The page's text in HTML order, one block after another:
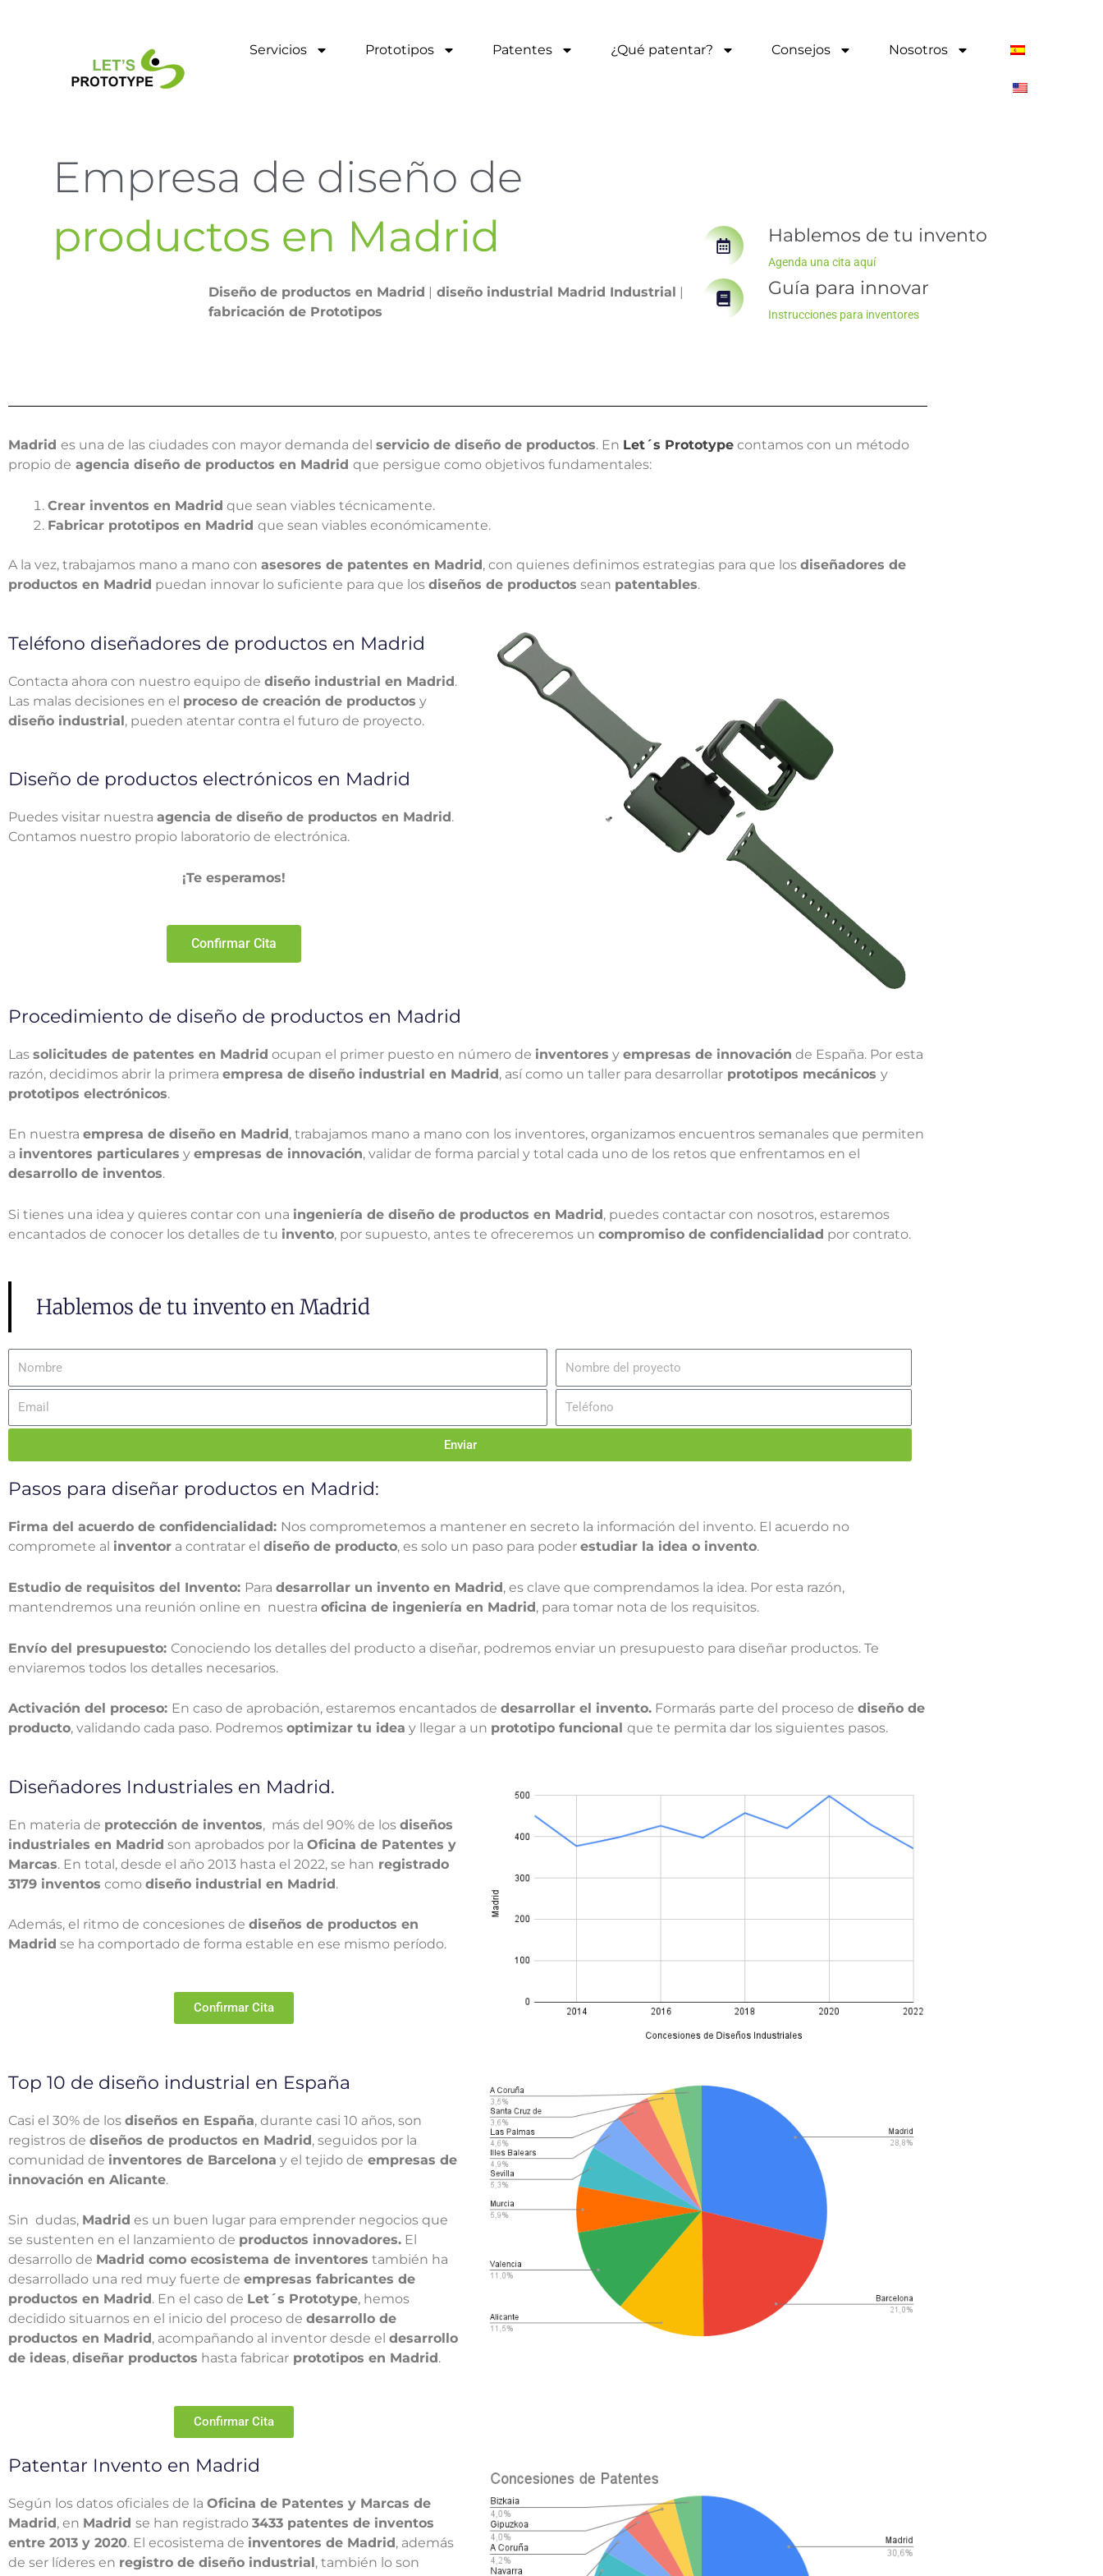
Servicios Prototipos Patentes ¿Qué patentar? Consejos Nosotros
Empresa de diseño de
productos en Madrid
Diseño de productos en Madrid | diseño industrial Madrid Industrial |
fabricación de Prototipos
Hablemos de tu invento
Agenda una cita aquí
Guía para innovar
Instrucciones para inventores
Madrid es una de las ciudades con mayor demanda del servicio de diseño de productos. En Let´s Prototype contamos con un método
propio de agencia diseño de productos en Madrid que persigue como objetivos fundamentales:
Crear inventos en Madrid que sean viables técnicamente.
Fabricar prototipos en Madrid que sean viables económicamente.
A la vez, trabajamos mano a mano con asesores de patentes en Madrid, con quienes definimos estrategias para que los diseñadores de
productos en Madrid puedan innovar lo suficiente para que los diseños de productos sean patentables.
Teléfono diseñadores de productos en Madrid
Contacta ahora con nuestro equipo de diseño industrial en Madrid.
Las malas decisiones en el proceso de creación de productos y
diseño industrial, pueden atentar contra el futuro de proyecto.
Diseño de productos electrónicos en Madrid
Puedes visitar nuestra agencia de diseño de productos en Madrid .
Contamos nuestro propio laboratorio de electrónica.
¡Te esperamos!
Confirmar Cita
Procedimiento de diseño de productos en Madrid
Las solicitudes de patentes en Madrid ocupan el primer puesto en número de inventores y empresas de innovación de España. Por esta
razón, decidimos abrir la primera empresa de diseño industrial en Madrid, así como un taller para desarrollar prototipos mecánicos y
prototipos electrónicos.
En nuestra empresa de diseño en Madrid , trabajamos mano a mano con los inventores, organizamos encuentros semanales que permiten
a inventores particulares y empresas de innovación, validar de forma parcial y total cada uno de los retos que enfrentamos en el
desarrollo de inventos.
Si tienes una idea y quieres contar con una ingeniería de diseño de productos en Madrid, puedes contactar con nosotros, estaremos
encantados de conocer los detalles de tu invento, por supuesto, antes te ofreceremos un compromiso de confidencialidad por contrato.
Hablemos de tu invento en Madrid
Enviar
Pasos para diseñar productos en Madrid:
Firma del acuerdo de confidencialidad: Nos comprometemos a mantener en secreto la información del invento. El acuerdo no
compromete al inventor a contratar el diseño de producto, es solo un paso para poder estudiar la idea o invento.
Estudio de requisitos del Invento: Para desarrollar un invento en Madrid, es clave que comprendamos la idea. Por esta razón,
mantendremos una reunión online en nuestra oficina de ingeniería en Madrid, para tomar nota de los requisitos.
Envío del presupuesto: Conociendo los detalles del producto a diseñar, podremos enviar un presupuesto para diseñar productos. Te
enviaremos todos los detalles necesarios.
Activación del proceso: En caso de aprobación, estaremos encantados de desarrollar el invento. Formarás parte del proceso de diseño de
producto, validando cada paso. Podremos optimizar tu idea y llegar a un prototipo funcional que te permita dar los siguientes pasos.
Diseñadores Industriales en Madrid.
En materia de protección de inventos, más del 90% de los diseños
industriales en Madrid son aprobados por la Oficina de Patentes y
Marcas. En total, desde el año 2013 hasta el 2022, se han registrado
3179 inventos como diseño industrial en Madrid.
Además, el ritmo de concesiones de diseños de productos en
Madrid se ha comportado de forma estable en ese mismo período.
Confirmar Cita
Top 10 de diseño industrial en España
Casi el 30% de los diseños en España, durante casi 10 años, son
registros de diseños de productos en Madrid, seguidos por la
comunidad de inventores de Barcelona y el tejido de empresas de
innovación en Alicante.
Sin dudas, Madrid es un buen lugar para emprender negocios que
se sustenten en el lanzamiento de productos innovadores. El
desarrollo de Madrid como ecosistema de inventores también ha
desarrollado una red muy fuerte de empresas fabricantes de
productos en Madrid . En el caso de Let´s Prototype, hemos
decidido situarnos en el inicio del proceso de desarrollo de
productos en Madrid , acompañando al inventor desde el desarrollo
de ideas, diseñar productos hasta fabricar prototipos en Madrid .
Confirmar Cita
Patentar Invento en Madrid
Según los datos oficiales de la Oficina de Patentes y Marcas de
Madrid, en Madrid se han registrado 3433 patentes de inventos
entre 2013 y 2020. El ecosistema de inventores de Madrid, además
de ser líderes en registro de diseño industrial, también lo son